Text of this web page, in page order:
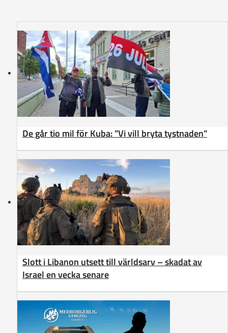
De går tio mil för Kuba: ”Vi vill bryta tystnaden”
Slott i Libanon utsett till världsarv – skadat av
Israel en vecka senare